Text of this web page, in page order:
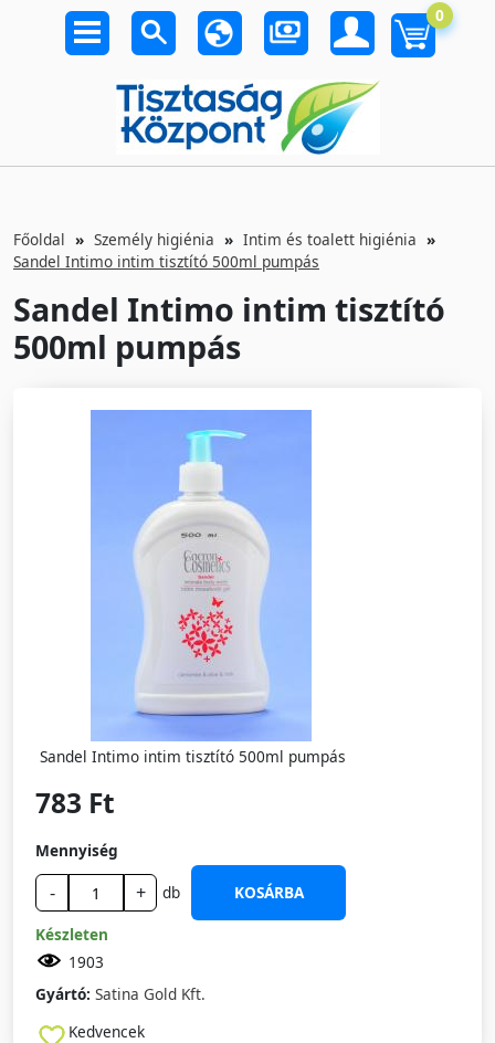
0
Főoldal Személy higiénia
Intim és toalett higiénia
Sandel Intimo intim tisztító 500ml pumpás
Sandel Intimo intim tisztító
500ml pumpás
Sandel Intimo intim tisztító 500ml pumpás
783 Ft
Mennyiség
- + db
KOSÁRBA
Készleten
1903
Gyártó: Satina Gold Kft.
Kedvencek